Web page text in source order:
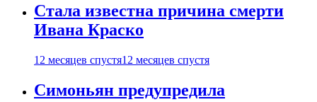
Стала известна причина смерти
Ивана Краско
12 месяцев спустя12 месяцев спустя
Симоньян предупредила